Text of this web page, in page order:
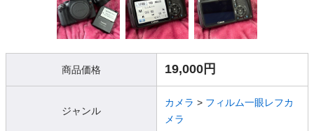
商品価格 19,000円
ジャンル
カメラ > フィルム一眼レフカ
メラ